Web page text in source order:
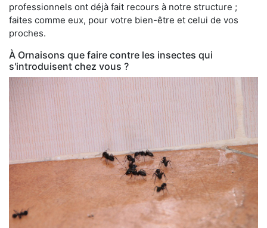
professionnels ont déjà fait recours à notre structure ;
faites comme eux, pour votre bien-être et celui de vos
proches.
À Ornaisons que faire contre les insectes qui
s'introduisent chez vous ?